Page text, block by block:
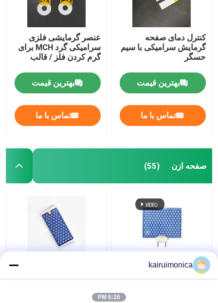
کنترل دمای صفحه
گرمایش سرامیکی با سیم
حسگر
بهترین قیمت
تماس با ما
عنصر گرمایشی فلزی
سرامیکی گرد MCH برای
گرم کردن فلز / قالب
بهترین قیمت
تماس با ما
صفحه ازن (55)
صفحه اوزون سرامیکی
ضد رطوبت 5g آلومینیوم
kairuimonica
6:26 PM